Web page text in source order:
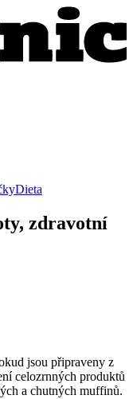
Dieta
zdravotní
jsou připraveny z
celozrnných produktů
a chutných muffinů.